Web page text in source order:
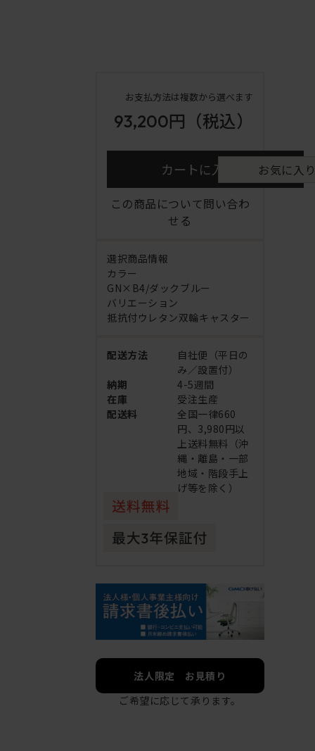
お支払方法は複数から選べます
93,200円 （税込）
カートに入れる お気に入
この商品について問い合わ
せる
選択商品情報
カラー
GN×B4/ダックブルー
バリエーション
抵抗付ウレタン双輪キャスター
配送方法
自社便（平日の
み／設置付）
納期
4-5週間
在庫
受注生産
配送料
全国一律660
円、3,980円以
上送料無料（沖
縄・離島・一部
地域・階段手上
げ等を除く）
法人限定 お見積り
ご希望に応じて承ります。